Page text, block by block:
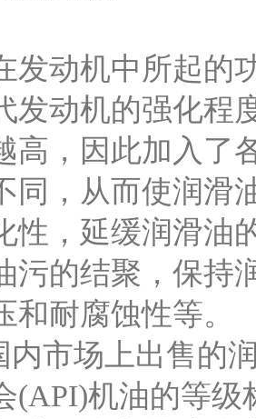
发动机中所起的
发动机的强化程
高，因此加入了
同，从而使润滑
性，延缓润滑油
污的结聚，保持
和耐腐蚀性等。
市场上出售的
(API)机油的等